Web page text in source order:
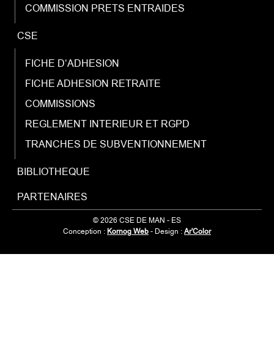
COMMISSION PRETS ENTRAIDES
CSE
FICHE D’ADHESION
FICHE ADHESION RETRAITE
COMMISSIONS
REGLEMENT INTERIEUR ET RGPD
TRANCHES DE SUBVENTIONNEMENT
BIBLIOTHEQUE
PARTENAIRES
© 2026 CSE DE MAN - ES
Conception :Kornog Web- Design :Ar'Color